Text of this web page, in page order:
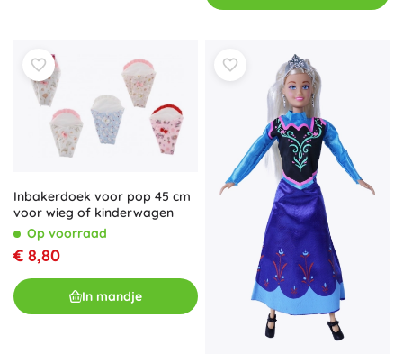
Inbakerdoek voor pop 45 cm
voor wieg of kinderwagen
Op voorraad
€ 8,80
In mandje